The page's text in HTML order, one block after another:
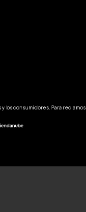
y los consumidores. Para reclamos